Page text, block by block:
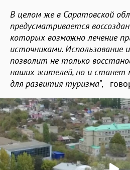
В целом же в Саратовской
предусматривается
которых возможно лечение
источниками. Использование
позволит не только
наших жителей, но и станет
для развития туризма", -